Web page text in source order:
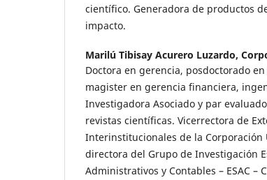
científico. Generadora de productos
impacto.
Marilú Tibisay Acurero Luzardo,
Doctora en gerencia, posdoctorado
magister en gerencia financiera,
Investigadora Asociado y par
revistas científicas. Vicerrectora de
Interinstitucionales de la Corporación
directora del Grupo de Investigación
Administrativos y Contables – ESAC –